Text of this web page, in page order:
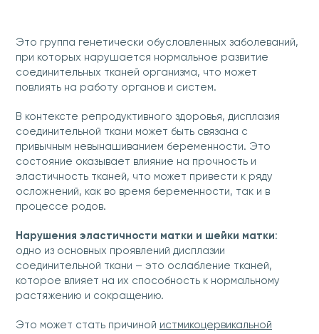
Это группа генетически обусловленных заболеваний,
при которых нарушается нормальное развитие
соединительных тканей организма, что может
повлиять на работу органов и систем.
В контексте репродуктивного здоровья, дисплазия
соединительной ткани может быть связана с
привычным невынашиванием беременности. Это
состояние оказывает влияние на прочность и
эластичность тканей, что может привести к ряду
осложнений, как во время беременности, так и в
процессе родов.
Нарушения эластичности матки и шейки матки:
одно из основных проявлений дисплазии
соединительной ткани – это ослабление тканей,
которое влияет на их способность к нормальному
растяжению и сокращению.
Это может стать причиной истмикоцервикальной